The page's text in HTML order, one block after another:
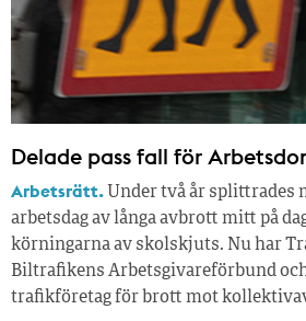
Delade pass fall för
Arbetsrätt. Under två år splittrades
arbetsdag av långa avbrott mitt på
körningarna av skolskjuts. Nu har
Biltrafikens Arbetsgivareförbund
trafikföretag för brott mot